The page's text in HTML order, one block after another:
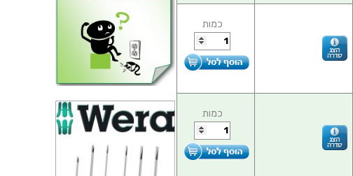
כמות
כמות